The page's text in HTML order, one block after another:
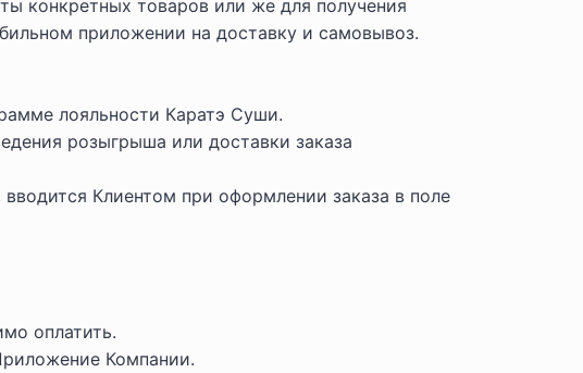
конкретных товаров или же для получения
приложении на доставку и самовывоз.
лояльности Каратэ Суши.
розыгрыша или доставки заказа
Клиентом при оформлении заказа в поле
оплатить.
Компании.